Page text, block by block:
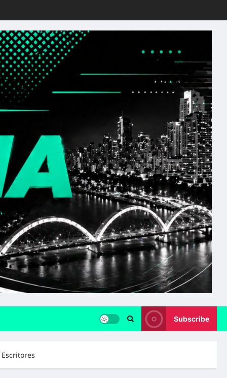
Subscribe